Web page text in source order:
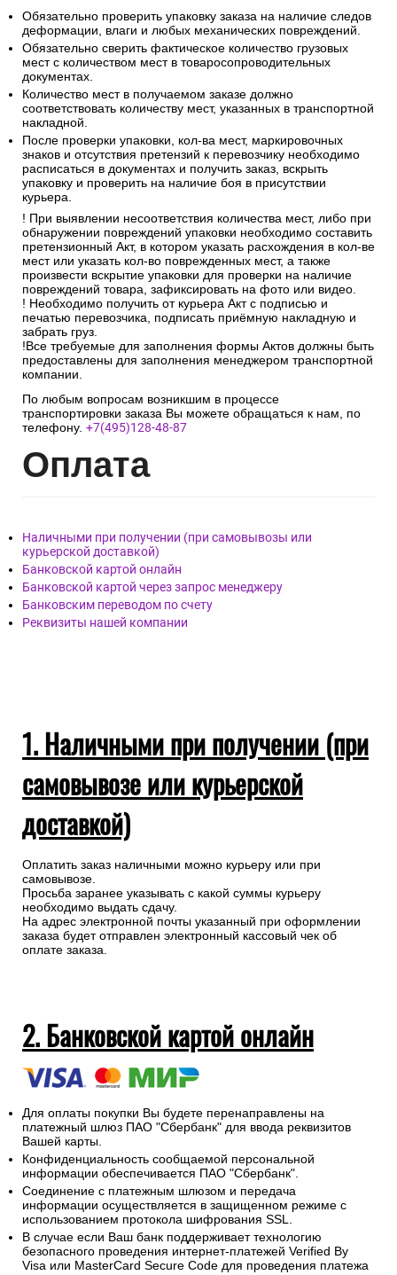
Обязательно проверить упаковку заказа на наличие следов
деформации, влаги и любых механических повреждений.
Обязательно сверить фактическое количество грузовых
мест с количеством мест в товаросопроводительных
документах.
Количество мест в получаемом заказе должно
соответствовать количеству мест, указанных в транспортной
накладной.
После проверки упаковки, кол-ва мест, маркировочных
знаков и отсутствия претензий к перевозчику необходимо
расписаться в документах и получить заказ, вскрыть
упаковку и проверить на наличие боя в присутствии
курьера.
! При выявлении несоответствия количества мест, либо при
обнаружении повреждений упаковки необходимо составить
претензионный Акт, в котором указать расхождения в кол-ве
мест или указать кол-во поврежденных мест, а также
произвести вскрытие упаковки для проверки на наличие
повреждений товара, зафиксировать на фото или видео.
! Необходимо получить от курьера Акт с подписью и
печатью перевозчика, подписать приёмную накладную и
забрать груз.
!Все требуемые для заполнения формы Актов должны быть
предоставлены для заполнения менеджером транспортной
компании.
По любым вопросам возникшим в процессе
транспортировки заказа Вы можете обращаться к нам, по
телефону. +7(495)128-48-87
Оплата
Наличными при получении (при самовывозы или
курьерской доставкой)
Банковской картой онлайн
Банковской картой через запрос менеджеру
Банковским переводом по счету
Реквизиты нашей компании
1. Наличными при получении (при
самовывозе или курьерской
доставкой)
Оплатить заказ наличными можно курьеру или при
самовывозе.
Просьба заранее указывать с какой суммы курьеру
необходимо выдать сдачу.
На адрес электронной почты указанный при оформлении
заказа будет отправлен электронный кассовый чек об
оплате заказа.
2. Банковской картой онлайн
Для оплаты покупки Вы будете перенаправлены на
платежный шлюз ПАО "Сбербанк" для ввода реквизитов
Вашей карты.
Конфиденциальность сообщаемой персональной
информации обеспечивается ПАО "Сбербанк".
Соединение с платежным шлюзом и передача
информации осуществляется в защищенном режиме с
использованием протокола шифрования SSL.
В случае если Ваш банк поддерживает технологию
безопасного проведения интернет-платежей Verified By
Visa или MasterCard Secure Code для проведения платежа